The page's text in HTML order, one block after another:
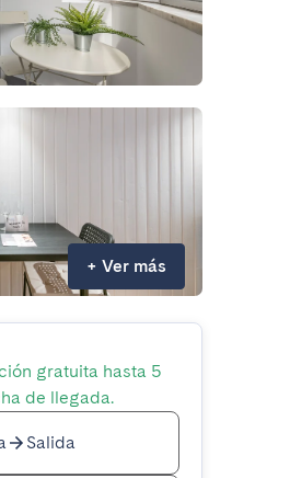
+ Ver más
gratuita hasta 5
de llegada.
Salida